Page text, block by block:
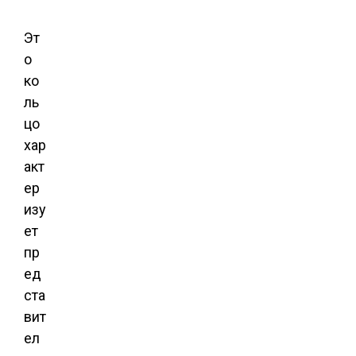
Эт
о
ко
ль
цо
хар
акт
ер
изу
ет
пр
ед
ста
вит
ел